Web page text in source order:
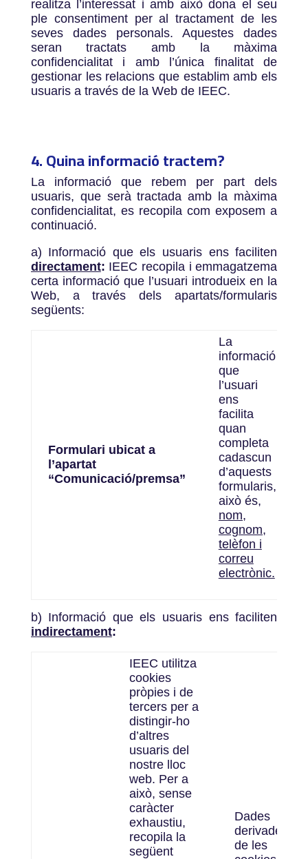
realitza l’interessat i amb això dona el seu
ple consentiment per al tractament de les
seves dades personals. Aquestes dades
seran tractats amb la màxima
confidencialitat i amb l’única finalitat de
gestionar les relacions que establim amb els
usuaris a través de la Web de IEEC.
4. Quina informació tractem?
La informació que rebem per part dels
usuaris, que serà tractada amb la màxima
confidencialitat, es recopila com exposem a
continuació.
a) Informació que els usuaris ens faciliten
directament: IEEC recopila i emmagatzema
certa informació que l’usuari introdueix en la
Web, a través dels apartats/formularis
següents:
Formulari ubicat a
l’apartat
“Comunicació/premsa”
La
informació
que
l’usuari
ens
facilita
quan
completa
cadascun
d’aquests
formularis,
això és,
nom,
cognom,
telèfon i
correu
electrònic.
b) Informació que els usuaris ens faciliten
indirectament:
IEEC utilitza
cookies
pròpies i de
tercers per a
distingir-ho
d’altres
usuaris del
nostre lloc
web. Per a
això, sense
caràcter
exhaustiu,
recopila la
següent
Dades
derivades
de les